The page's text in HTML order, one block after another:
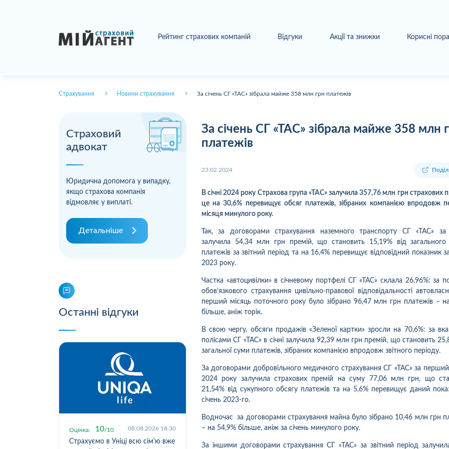
Рейтинг страхових компаній Відгуки Акції та знижки Корисні
Страхування Новини страхування За січень СГ «ТАС» зібрала майже 358 млн грн платежів
Страховий
адвокат
Юридична допомога у випадку,
якщо страхова компанія
відмовляє у виплаті.
Детальніше
Останні відгуки
Оцінка: 10 10 08.08.2026 18:30
Страхуємо в Уніці всю сім'ю вже
Оцінка: 1 10 06.08.2026 09:34
Страхував в цій компанії
Оцінка:
Оформлював сьогодні
За січень СГ «ТАС» зібрала майже 358 млн
платежів
23.02.2024
В січні 2024 року Страхова група «ТАС» залучила 357,76 млн грн страхових
це на 30,6% перевищує обсяг платежів, зібраних компанією впродовж
місяця минулого року.
Так, за договорами страхування наземного транспорту СГ «ТАС» за
залучила 54,34 млн грн премій, що становить 15,19% від загального
платежів за звітний період та на 16,4% перевищує відповідний показник
2023 року.
Частка «автоцивілки» в січневому портфелі СГ «ТАС» склала 26,96%: за
обов’язкового страхування цивільно-правової відповідальності
перший місяць поточного року було зібрано 96,47 млн грн платежів –
більше, аніж торік.
В свою чергу, обсяги продажів «Зеленої картки» зросли на 70,6%: за
полісами СГ «ТАС» в січні залучила 92,39 млн грн премій, що становить
загальної суми платежів, зібраних компанією впродовж звітного періоду.
За договорами добровільного медичного страхування СГ «ТАС» за перший
2024 року залучила страхових премій на суму 77,06 млн грн, що
21,54% від сукупного обсягу платежів та на 5,6% перевищує даний
січень 2023-го.
Водночас за договорами страхування майна було зібрано 10,46 млн грн
– на 54,9% більше, аніж за січень минулого року.
За іншими договорами страхування СГ «ТАС» за звітний період